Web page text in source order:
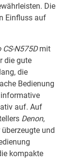
Die
Einfluss auf
CS-N575Dmit
die gute
die
Bedienung
auf. Auf
Denon,
und
kompakte